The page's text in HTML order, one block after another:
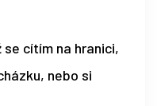
se cítím na hranici,
nebo si